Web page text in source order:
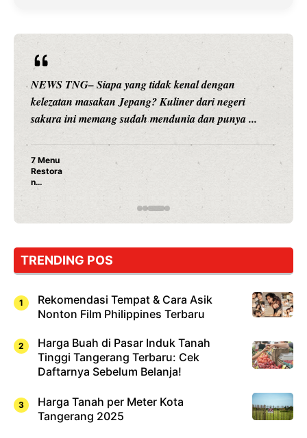
NEWS TNG– Siapa yang tidak kenal dengan
kelezatan masakan Jepang? Kuliner dari negeri
sakura ini memang sudah mendunia dan punya ...
7 Menu
Restora
n
Jepang
Dicoba,
Cuma
Sushi!
TRENDING POS
Rekomendasi Tempat & Cara Asik
Nonton Film Philippines Terbaru
Harga Buah di Pasar Induk Tanah
Tinggi Tangerang Terbaru: Cek
Daftarnya Sebelum Belanja!
Harga Tanah per Meter Kota
Tangerang 2025